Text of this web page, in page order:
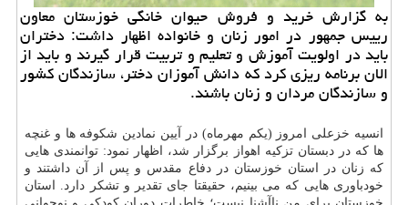
به گزارش خرید و فروش حیوان خانگی خوزستان معاون
رییس جمهور در امور زنان و خانواده اظهار داشت: دختران
باید در اولویت آموزش و تعلیم و تربیت قرار گیرند و باید از
الان برنامه ریزی کرد که دانش آموزان دختر، سازندگان کشور
و سازندگان مردان و زنان باشند.
انسیه خزعلی امروز (یکم مهرماه) در آیین نمادین شکوفه ها و غنچه
ها که در دبستان تزکیه اهواز برگزار شد، اظهار نمود: توانمندی هایی
که زنان در استان خوزستان در دفاع مقدس و پس از آن داشتند و
خودباوری هایی که می بینیم، حقیقتا جای تقدیر و تشکر دارد. استان
خوزستان برای من ناآشنا نیست؛ خاطرات دوران کودکی و نوجوانی